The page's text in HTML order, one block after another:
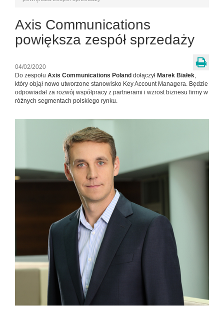
tutaj
Axis Communications
powiększa zespół sprzedaży
04/02/2020
Do zespołu Axis Communications Poland dołączył Marek Białek,
który objął nowo utworzone stanowisko Key Account Managera. Będzie
odpowiadał za rozwój współpracy z partnerami i wzrost biznesu firmy w
różnych segmentach polskiego rynku.